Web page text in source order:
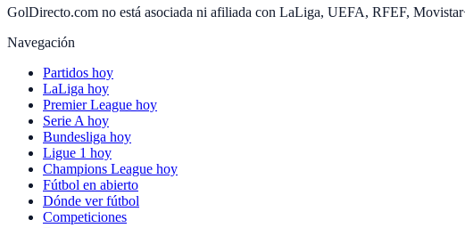
GolDirecto.com no está asociada ni afiliada con LaLiga, UEFA, RFEF,
Navegación
Partidos hoy
LaLiga hoy
Premier League hoy
Serie A hoy
Bundesliga hoy
Ligue 1 hoy
Champions League hoy
Fútbol en abierto
Dónde ver fútbol
Competiciones